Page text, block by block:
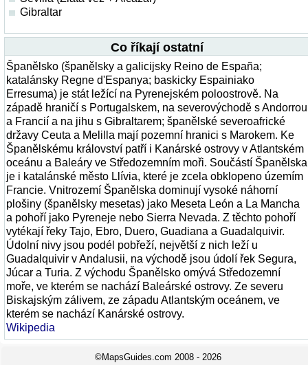
Gibraltar
Co říkají ostatní
Španělsko (španělsky a galicijsky Reino de España;
katalánsky Regne d'Espanya; baskicky Espainiako
Erresuma) je stát ležící na Pyrenejském poloostrově. Na
západě hraničí s Portugalskem, na severovýchodě s Andorrou
a Francií a na jihu s Gibraltarem; španělské severoafrické
državy Ceuta a Melilla mají pozemní hranici s Marokem. Ke
Španělskému království patří i Kanárské ostrovy v Atlantském
oceánu a Baleáry ve Středozemním moři. Součástí Španělska
je i katalánské město Llívia, které je zcela obklopeno územím
Francie. Vnitrozemí Španělska dominují vysoké náhorní
plošiny (španělsky mesetas) jako Meseta León a La Mancha
a pohoří jako Pyreneje nebo Sierra Nevada. Z těchto pohoří
vytékají řeky Tajo, Ebro, Duero, Guadiana a Guadalquivir.
Údolní nivy jsou podél pobřeží, největší z nich leží u
Guadalquivir v Andalusii, na východě jsou údolí řek Segura,
Júcar a Turia. Z východu Španělsko omývá Středozemní
moře, ve kterém se nachází Baleárské ostrovy. Ze severu
Biskajským zálivem, ze západu Atlantským oceánem, ve
kterém se nachází Kanárské ostrovy.
Wikipedia
©MapsGuides.com 2008 - 2026